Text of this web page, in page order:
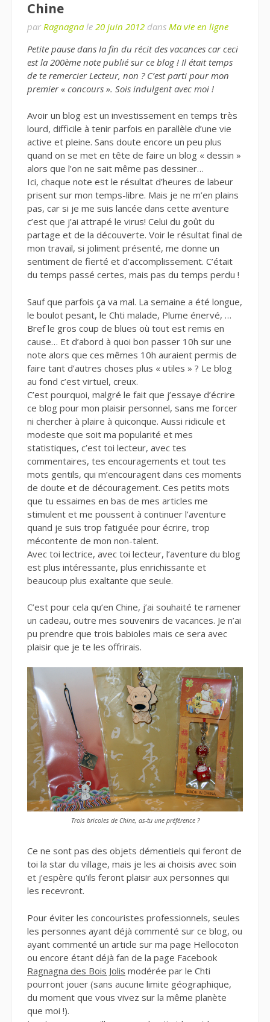
Chine
par Ragnagna le 20 juin 2012 dans Ma vie en ligne
Petite pause dans la fin du récit des vacances car ceci
est la 200ème note publié sur ce blog ! Il était temps
de te remercier Lecteur, non ? C’est parti pour mon
premier « concours ». Sois indulgent avec moi !
Avoir un blog est un investissement en temps très
lourd, difficile à tenir parfois en parallèle d’une vie
active et pleine. Sans doute encore un peu plus
quand on se met en tête de faire un blog « dessin »
alors que l’on ne sait même pas dessiner…
Ici, chaque note est le résultat d’heures de labeur
prisent sur mon temps-libre. Mais je ne m’en plains
pas, car si je me suis lancée dans cette aventure
c’est que j’ai attrapé le virus! Celui du goût du
partage et de la découverte. Voir le résultat final de
mon travail, si joliment présenté, me donne un
sentiment de fierté et d’accomplissement. C’était
du temps passé certes, mais pas du temps perdu !
Sauf que parfois ça va mal. La semaine a été longue,
le boulot pesant, le Chti malade, Plume énervé, …
Bref le gros coup de blues où tout est remis en
cause… Et d’abord à quoi bon passer 10h sur une
note alors que ces mêmes 10h auraient permis de
faire tant d’autres choses plus « utiles » ? Le blog
au fond c’est virtuel, creux.
C’est pourquoi, malgré le fait que j’essaye d’écrire
ce blog pour mon plaisir personnel, sans me forcer
ni chercher à plaire à quiconque. Aussi ridicule et
modeste que soit ma popularité et mes
statistiques, c’est toi lecteur, avec tes
commentaires, tes encouragements et tout tes
mots gentils, qui m’encouragent dans ces moments
de doute et de découragement. Ces petits mots
que tu essaimes en bas de mes articles me
stimulent et me poussent à continuer l’aventure
quand je suis trop fatiguée pour écrire, trop
mécontente de mon non-talent.
Avec toi lectrice, avec toi lecteur, l’aventure du blog
est plus intéressante, plus enrichissante et
beaucoup plus exaltante que seule.
C’est pour cela qu’en Chine, j’ai souhaité te ramener
un cadeau, outre mes souvenirs de vacances. Je n’ai
pu prendre que trois babioles mais ce sera avec
plaisir que je te les offrirais.
Trois bricoles de Chine, as-tu une préférence ?
Ce ne sont pas des objets démentiels qui feront de
toi la star du village, mais je les ai choisis avec soin
et j’espère qu’ils feront plaisir aux personnes qui
les recevront.
Pour éviter les concouristes professionnels, seules
les personnes ayant déjà commenté sur ce blog, ou
ayant commenté un article sur ma page Hellocoton
ou encore étant déjà fan de la page Facebook
Ragnagna des Bois Jolis modérée par le Chti
pourront jouer (sans aucune limite géographique,
du moment que vous vivez sur la même planète
que moi !).